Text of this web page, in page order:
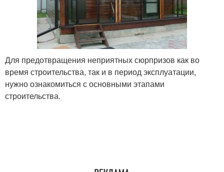
Для предотвращения неприятных сюрпризов как во
время строительства, так и в период эксплуатации,
нужно ознакомиться с основными этапами
строительства.